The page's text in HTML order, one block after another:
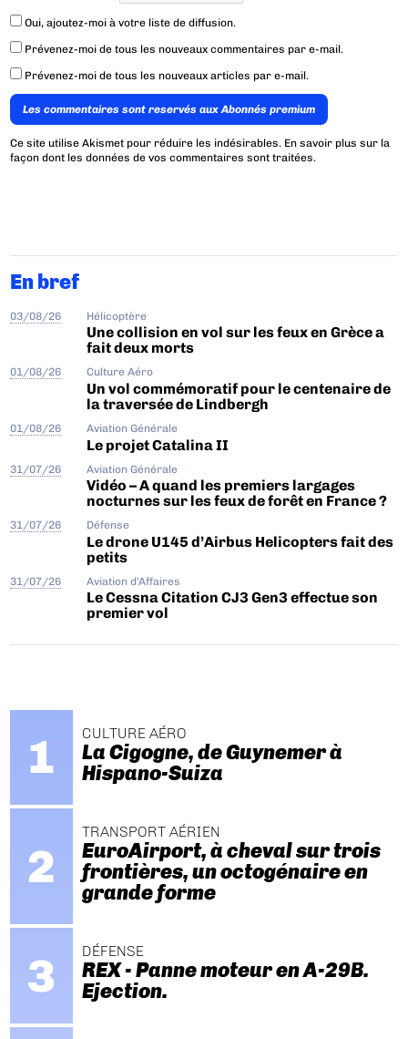
Oui, ajoutez-moi à votre liste de diffusion.
Prévenez-moi de tous les nouveaux commentaires par e-mail.
Prévenez-moi de tous les nouveaux articles par e-mail.
Les commentaires sont reservés aux Abonnés premium
Ce site utilise Akismet pour réduire les indésirables. En savoir plus sur la
façon dont les données de vos commentaires sont traitées.
En bref
03/08/26 Hélicoptère
Une collision en vol sur les feux en Grèce a
fait deux morts
01/08/26 Culture Aéro
Un vol commémoratif pour le centenaire de
la traversée de Lindbergh
01/08/26 Aviation Générale
Le projet Catalina II
31/07/26 Aviation Générale
Vidéo – A quand les premiers largages
nocturnes sur les feux de forêt en France ?
31/07/26 Défense
Le drone U145 d’Airbus Helicopters fait des
petits
31/07/26 Aviation d'Affaires
Le Cessna Citation CJ3 Gen3 effectue son
premier vol
CULTURE AÉRO
La Cigogne, de Guynemer à
Hispano-Suiza
TRANSPORT AÉRIEN
EuroAirport, à cheval sur trois
frontières, un octogénaire en
grande forme
DÉFENSE
REX - Panne moteur en A-29B.
Ejection.